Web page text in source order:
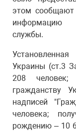
этом сообщают
информацию
службы.
Украины (ст.3
208 человек;
гражданству
надписей
человека;
рождению – 10